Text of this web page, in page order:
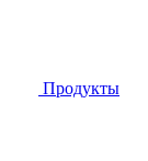
Продукты